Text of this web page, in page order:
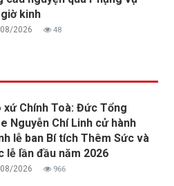
kinh
2026 48
xứ Chính Toà: Đức Tổng
Nguyễn Chí Linh cử hành
lễ ban Bí tích Thêm Sức và
lễ lần đầu năm 2026
2026 966